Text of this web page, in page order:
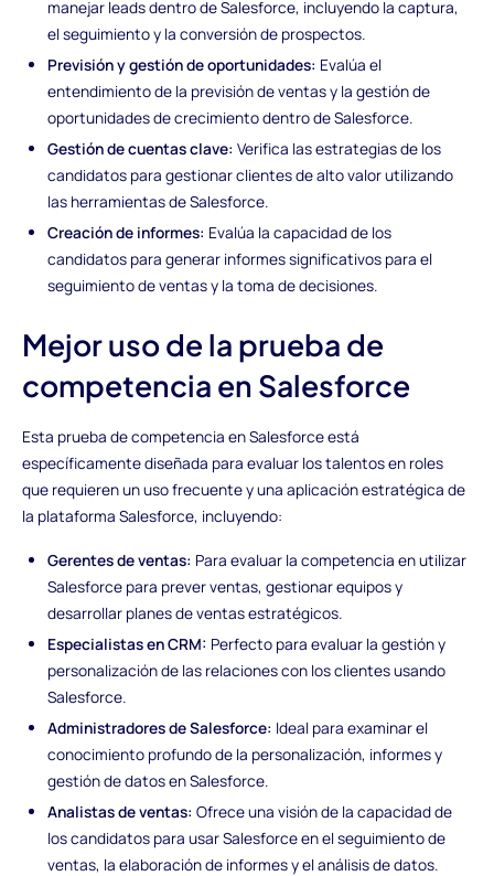
manejar leads dentro de Salesforce, incluyendo la captura,
el seguimiento y la conversión de prospectos.
Previsión y gestión de oportunidades: Evalúa el
entendimiento de la previsión de ventas y la gestión de
oportunidades de crecimiento dentro de Salesforce.
Gestión de cuentas clave: Verifica las estrategias de los
candidatos para gestionar clientes de alto valor utilizando
las herramientas de Salesforce.
Creación de informes: Evalúa la capacidad de los
candidatos para generar informes significativos para el
seguimiento de ventas y la toma de decisiones.
Mejor uso de la prueba de
competencia en Salesforce
Esta prueba de competencia en Salesforce está
específicamente diseñada para evaluar los talentos en roles
que requieren un uso frecuente y una aplicación estratégica de
la plataforma Salesforce, incluyendo:
Gerentes de ventas: Para evaluar la competencia en utilizar
Salesforce para prever ventas, gestionar equipos y
desarrollar planes de ventas estratégicos.
Especialistas en CRM: Perfecto para evaluar la gestión y
personalización de las relaciones con los clientes usando
Salesforce.
Administradores de Salesforce: Ideal para examinar el
conocimiento profundo de la personalización, informes y
gestión de datos en Salesforce.
Analistas de ventas: Ofrece una visión de la capacidad de
los candidatos para usar Salesforce en el seguimiento de
ventas, la elaboración de informes y el análisis de datos.